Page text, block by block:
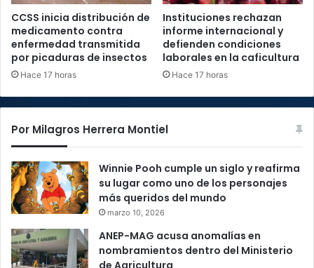
CCSS inicia distribución de
medicamento contra
enfermedad transmitida
por picaduras de insectos
Hace 17 horas
Instituciones rechazan
informe internacional y
defienden condiciones
laborales en la caficultura
Hace 17 horas
Por Milagros Herrera Montiel
Winnie Pooh cumple un siglo y reafirma
su lugar como uno de los personajes
más queridos del mundo
marzo 10, 2026
ANEP-MAG acusa anomalías en
nombramientos dentro del Ministerio